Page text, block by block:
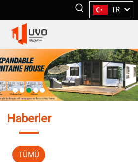
TR
Haberler
TÜMÜ